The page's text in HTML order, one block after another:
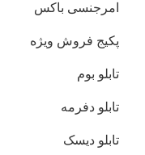
امرجنسی باکس
پکیج فروش ویژه
تابلو بوم
تابلو دفرمه
تابلو دیسک